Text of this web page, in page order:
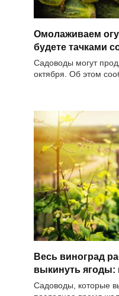
Омолаживаем
будете тачками
Садоводы могут
октября. Об этом
Весь виноград
выкинуть ягоды:
Садоводы, которые